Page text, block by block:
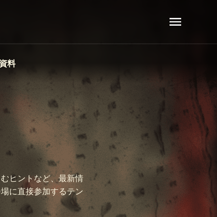
料
ヒントなど、最新情
に直接参加するテン